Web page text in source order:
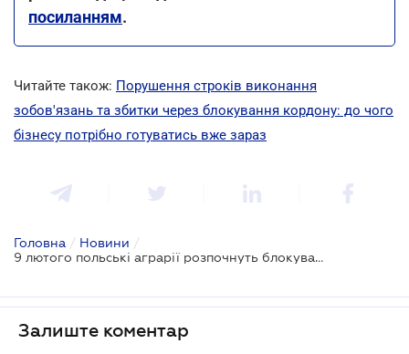
посиланням.
Читайте також: Порушення строків виконання
зобов'язань та збитки через блокування кордону: до чого
бізнесу потрібно готуватись вже зараз
Головна / Новини /
9 лютого польські аграрії розпочнуть блокування пунктів пропуску на кордоні з Україною
Залиште коментар